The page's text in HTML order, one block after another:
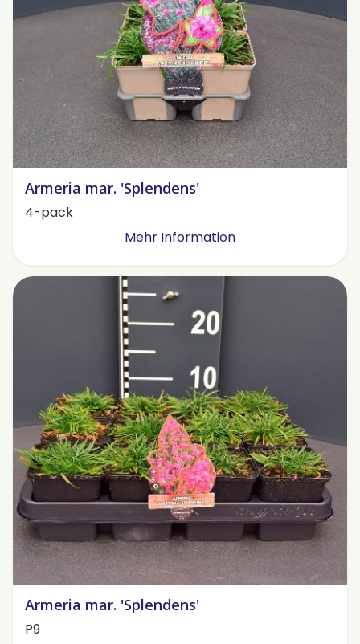
Armeria mar. 'Splendens'
4-pack
Mehr Information
Armeria mar. 'Splendens'
P9